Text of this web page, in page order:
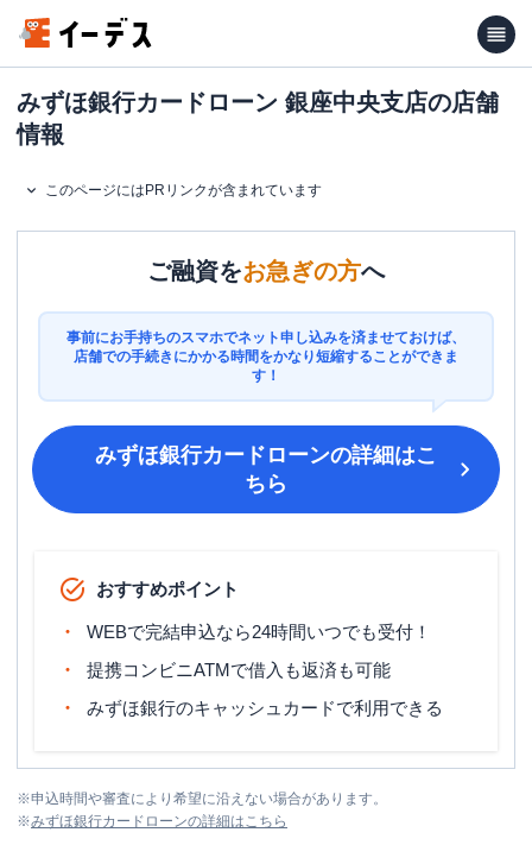
みずほ銀行カードローン 銀座中央支店の店舗
情報
このページにはPRリンクが含まれています
ご融資をお急ぎの方へ
事前にお手持ちのスマホでネット申し込みを済ませておけば、
店舗での手続きにかかる時間をかなり短縮することができま
す！
みずほ銀行カードローンの詳細はこ
ちら
おすすめポイント
WEBで完結申込なら24時間いつでも受付！
提携コンビニATMで借入も返済も可能
みずほ銀行のキャッシュカードで利用できる
※申込時間や審査により希望に沿えない場合があります。
※みずほ銀行カードローンの詳細はこちら